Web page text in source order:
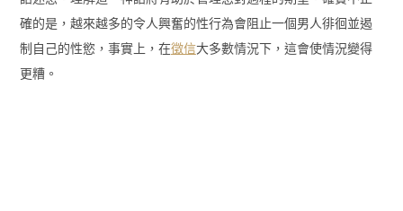
確的是，越來越多的令人興奮的性行為會阻止一個男人徘徊並遏
制自己的性慾，事實上，在徵信大多數情況下，這會使情況變得
更糟。